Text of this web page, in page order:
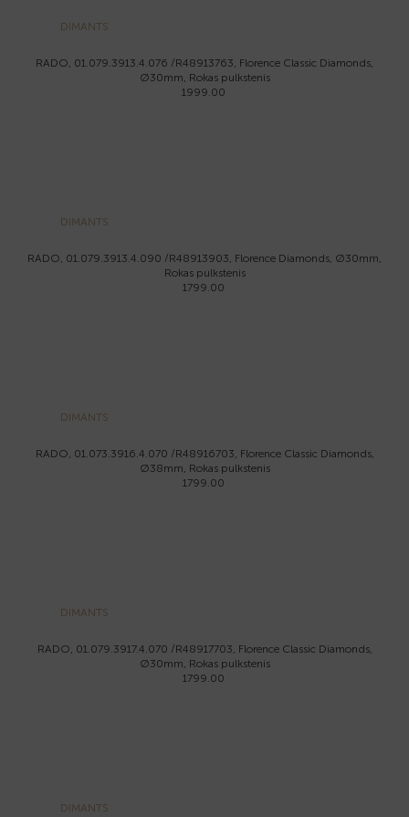
DIMANTS
RADO, 01.079.3913.4.076 /R48913763, Florence Classic Diamonds,
Ø30mm, Rokas pulkstenis
1999.00
DIMANTS
RADO, 01.079.3913.4.090 /R48913903, Florence Diamonds, Ø30mm,
Rokas pulkstenis
1799.00
DIMANTS
RADO, 01.073.3916.4.070 /R48916703, Florence Classic Diamonds,
Ø38mm, Rokas pulkstenis
1799.00
DIMANTS
RADO, 01.079.3917.4.070 /R48917703, Florence Classic Diamonds,
Ø30mm, Rokas pulkstenis
1799.00
DIMANTS